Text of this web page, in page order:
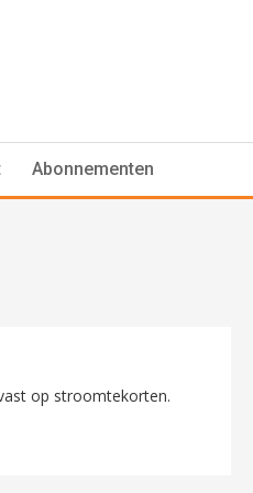
Abonnementen
op stroomtekorten.